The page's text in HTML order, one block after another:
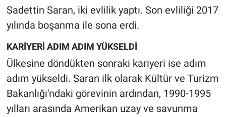
Sadettin Saran, iki evlilik yaptı. Son evliliği 2017
yılında boşanma ile sona erdi.
KARİYERİ ADIM ADIM YÜKSELDİ
Ülkesine döndükten sonraki kariyeri ise adım
adım yükseldi. Saran ilk olarak Kültür ve Turizm
Bakanlığı'ndaki görevinin ardından, 1990-1995
yılları arasında Amerikan uzay ve savunma